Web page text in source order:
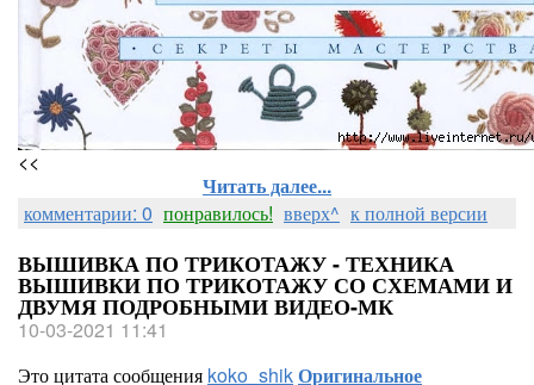
<<
Читать далее...
комментарии: 0 понравилось! вверх^ к полной версии
ВЫШИВКА ПО ТРИКОТАЖУ - ТЕХНИКА
ВЫШИВКИ ПО ТРИКОТАЖУ СО СХЕМАМИ И
ДВУМЯ ПОДРОБНЫМИ ВИДЕО-МК
10-03-2021 11:41
Это цитата сообщения koko_shikОригинальное